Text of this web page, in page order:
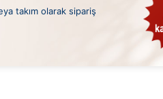
takım olarak sipariş